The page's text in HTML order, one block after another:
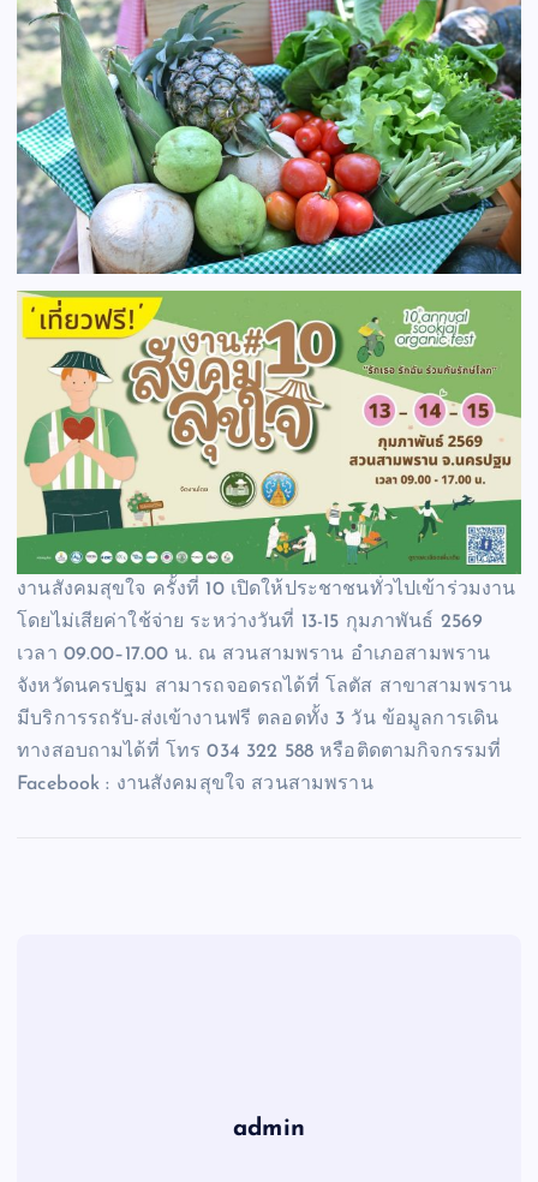
งานสังคมสุขใจ ครั้งที่ 10 เปิดให้ประชาชนทั่วไปเข้าร่วมงาน
โดยไม่เสียค่าใช้จ่าย ระหว่างวันที่ 13-15 กุมภาพันธ์ 2569
เวลา 09.00–17.00 น. ณ สวนสามพราน อำเภอสามพราน
จังหวัดนครปฐม สามารถจอดรถได้ที่ โลตัส สาขาสามพราน
มีบริการรถรับ-ส่งเข้างานฟรี ตลอดทั้ง 3 วัน ข้อมูลการเดิน
ทางสอบถามได้ที่ โทร 034 322 588 หรือติดตามกิจกรรมที่
Facebook : งานสังคมสุขใจ สวนสามพราน
admin